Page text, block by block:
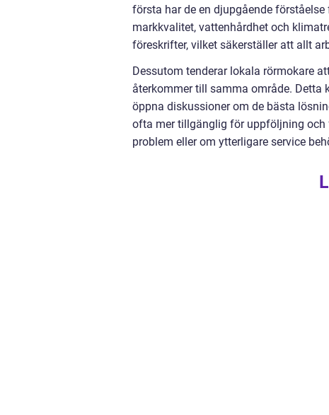
första har de en djupgående
markkvalitet, vattenhårdhet och
föreskrifter, vilket säkerställer att allt
Dessutom tenderar lokala rörmokare
återkommer till samma område. Detta
öppna diskussioner om de bästa
ofta mer tillgänglig för uppföljning och
problem eller om ytterligare service